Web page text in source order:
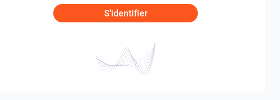
S'identifier